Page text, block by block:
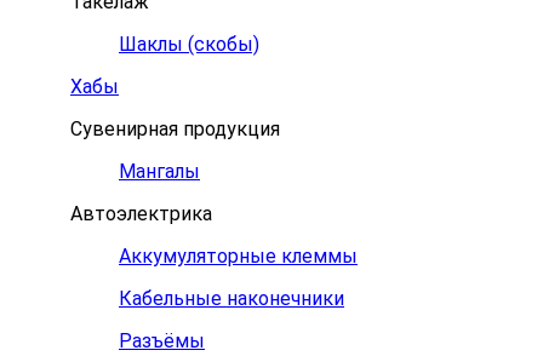
Шаклы (скобы)
Хабы
Сувенирная продукция
Мангалы
Автоэлектрика
Аккумуляторные клеммы
Кабельные наконечники
Разъёмы